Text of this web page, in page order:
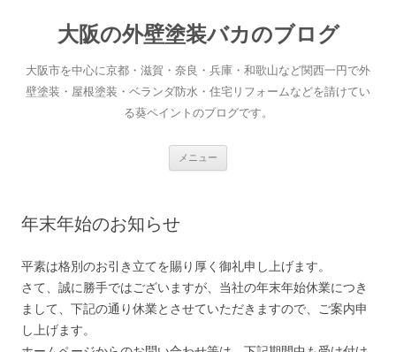
大阪の外壁塗装バカのブログ
大阪市を中心に京都・滋賀・奈良・兵庫・和歌山など関西一円で外
壁塗装・屋根塗装・ベランダ防水・住宅リフォームなどを請けてい
る葵ペイントのブログです。
メニュー
プ
年末年始のお知らせ
平素は格別のお引き立てを賜り厚く御礼申し上げます。
さて、誠に勝手ではございますが、当社の年末年始休業につき
まして、下記の通り休業とさせていただきますので、ご案内申
し上げます。